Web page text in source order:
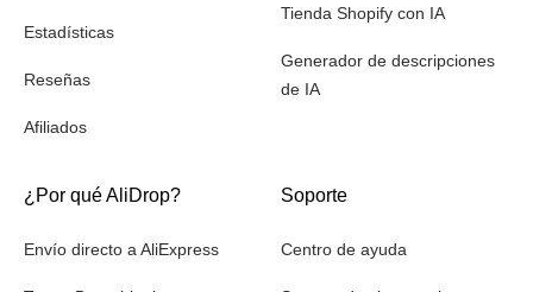
Estadísticas
Reseñas
Afiliados
Tienda Shopify con IA
Generador de descripciones
de IA
¿Por qué AliDrop?
Envío directo a AliExpress
Soporte
Centro de ayuda